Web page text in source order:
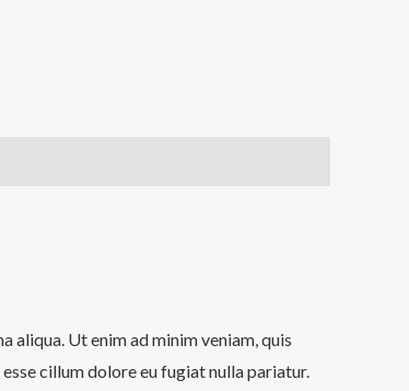
aliqua. Ut enim ad minim veniam, quis
cillum dolore eu fugiat nulla pariatur.